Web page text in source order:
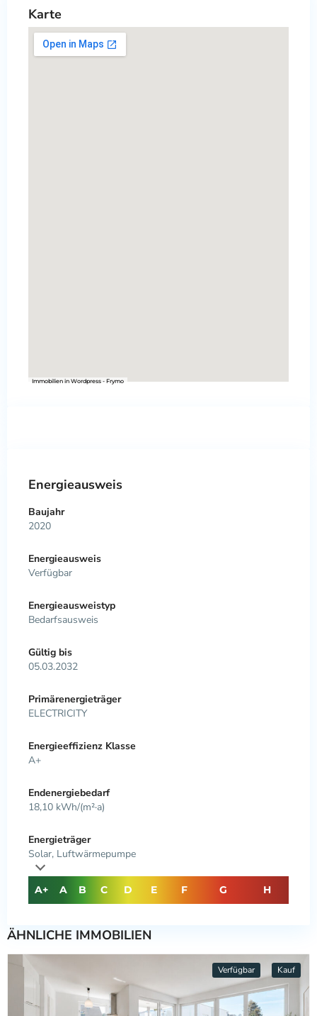
Karte
Immobilien in Wordpress - Frymo
Energieausweis
Baujahr
2020
Energieausweis
Verfügbar
Energie­ausweistyp
Bedarfsausweis
Gültig bis
05.03.2032
Primärenergieträger
ELECTRICITY
Energieeffizienz Klasse
A+
Endenergiebedarf
18,10 kWh/(m²·a)
Energieträger
Solar, Luftwärmepumpe
A+ A B C D E F G H
ÄHNLICHE IMMOBILIEN
Verfügbar Kauf